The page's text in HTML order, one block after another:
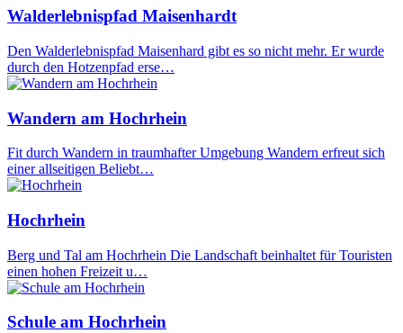
Walderlebnispfad Maisenhardt
Den Walderlebnispfad Maisenhard gibt es so nicht mehr. Er wurde
durch den Hotzenpfad erse…
Wandern am Hochrhein
Fit durch Wandern in traumhafter Umgebung Wandern erfreut sich
einer allseitigen Beliebt…
Hochrhein
Berg und Tal am Hochrhein Die Landschaft beinhaltet für Touristen
einen hohen Freizeit u…
Schule am Hochrhein